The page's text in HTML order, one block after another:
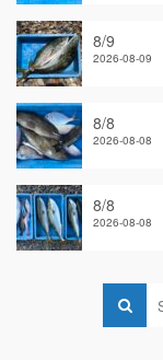
8/9
2026-08-09
8/8
2026-08-08
8/8
2026-08-08